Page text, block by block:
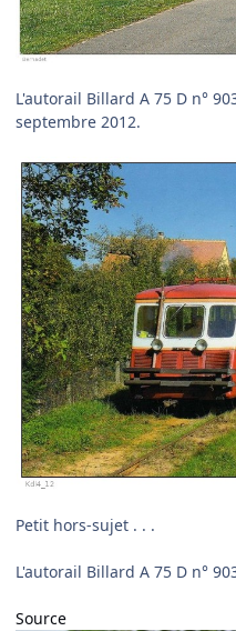
L'autorail Billard A 75 D n°
septembre 2012.
Petit hors-sujet . . .
L'autorail Billard A 75 D n°
Source